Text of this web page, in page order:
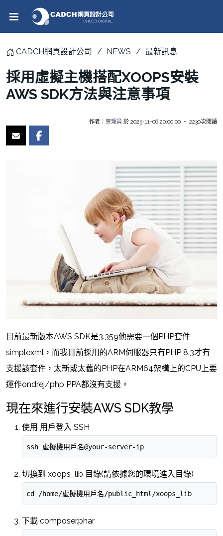
CADCH網頁設計公司 NEWS 最新訊息
採用虛擬主機搭配XOOPS安裝
AWS SDK方法與注意事項
作者： 管理員 於 2025-11-06 20:00:00 ‧ 2230次閱讀
目前最新版本AWS SDK是3.359他需要一個PHP套件
simplexml，而我目前採用的ARM伺服器只有PHP 8.3才有
支援該套件，太新或太舊的PHP在ARM64架構上的CPU上要
運作ondrej/php PPA都沒有支援。
現在來進行安裝AWS SDK教學
使用 用戶登入 SSH
ssh 虛擬機用戶名@your-server-ip
切換到 xoops_lib 目錄(請依據您的環境進入目錄)
cd /home/虛擬機用戶名/public_html/xoops_lib
下載 composer.phar